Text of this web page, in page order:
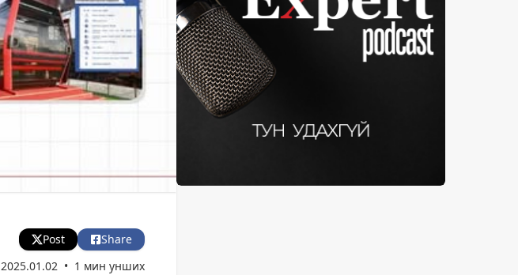
Post
Share
2025.01.02 • 1 мин унших